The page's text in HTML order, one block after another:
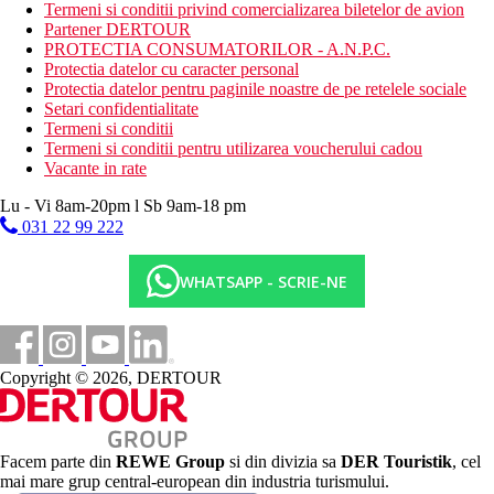
gratuit (la cerere).
Carduri
VISA, CE/MC.
Site-ul web
www.kahyahotels.com
Gratuit : baie turceasca
Contra cost
: WiFi in hol.
Categoria oficiala
5 stele
Distanţe
50 m
Distanta pana la plaja
Termeni si conditii privind comercializarea biletelor de avion
Partener DERTOUR
PROTECTIA CONSUMATORILOR - A.N.P.C.
Protectia datelor cu caracter personal
Protectia datelor pentru paginile noastre de pe retelele sociale
Setari confidentialitate
Termeni si conditii
Termeni si conditii pentru utilizarea voucherului cadou
Vacante in rate
Lu - Vi 8am-20pm l Sb 9am-18 pm
031 22 99 222
WHATSAPP - SCRIE-NE
Copyright © 2026, DERTOUR
Facem parte din REWE Group si din divizia sa DER Touristik, cel
mai mare grup central-european din industria turismului.